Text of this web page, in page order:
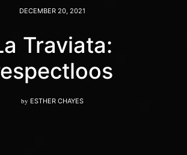
DECEMBER 20, 2021
Traviata:
by ESTHER CHAYES